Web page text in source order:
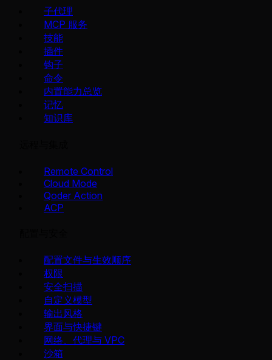
子代理
MCP 服务
技能
插件
钩子
命令
内置能力总览
记忆
知识库
Remote Control
Cloud Mode
Qoder Action
ACP
配置文件与生效顺序
权限
安全扫描
自定义模型
输出风格
界面与快捷键
网络、代理与 VPC
沙箱